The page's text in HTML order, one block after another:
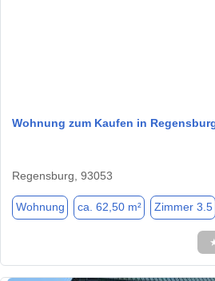
Wohnung zum Kaufen in
Regensburg, 93053
Wohnung ca. 62,50 m² Zimmer 3.5